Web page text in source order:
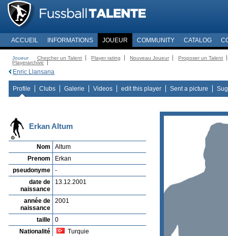
ACCUEIL INFORMATIONS JOUEUR COMMUNITY CATALOG
Joueur Chercher un Talent Player rating Nouveau Joueur
Proposer un Talent
Playerarchive
Enric Llansana
Profile Clubs Galerie Videos edit this player Sent a picture
Erkan Altum
Nom
Altum
Prenom
Erkan
pseudonyme
-
date de
naissance
13.12.2001
année de
naissance
2001
taille
0
Nationalité
Turquie